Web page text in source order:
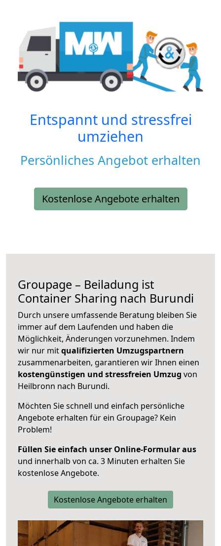
Entspannt und stressfrei
umziehen
Persönliches Angebot erhalten
Kostenlose Angebote erhalten
Groupage – Beiladung ist
Container Sharing nach Burundi
Durch unsere umfassende Beratung bleiben Sie
immer auf dem Laufenden und haben die
Möglichkeit, Änderungen vorzunehmen. Indem
wir nur mitqualifizierten Umzugspartnern
zusammenarbeiten, garantieren wir Ihnen einen
kostengünstigen und stressfreien Umzug von
Heilbronn nach Burundi.
Möchten Sie schnell und einfach persönliche
Angebote erhalten für ein Groupage? Kein
Problem!
Füllen Sie einfach unser Online-Formular aus
und innerhalb von ca. 3 Minuten erhalten Sie
kostenlose Angebote.
Kostenlose Angebote erhalten